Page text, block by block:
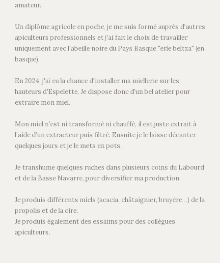
amateur.
Un diplôme agricole en poche, je me suis formé auprès d'autres
apiculteurs professionnels et j'ai fait le choix de travailler
uniquement avec l'abeille noire du Pays Basque "erle beltza" (en
basque).
En 2024, j'ai eu la chance d'installer ma miellerie sur les
hauteurs d'Espelette. Je dispose donc d'un bel atelier pour
extraire mon miel.
Mon miel n’est ni transformé ni chauffé, il est juste extrait à
l’aide d’un extracteur puis filtré. Ensuite je le laisse décanter
quelques jours et je le mets en pots.
Je transhume quelques ruches dans plusieurs coins du Labourd
et de la Basse Navarre, pour diversifier ma production.
Je produis différents miels (acacia, châtaignier, bruyère…) de la
propolis et de la cire.
Je produis également des essaims pour des collègues
apiculteurs.